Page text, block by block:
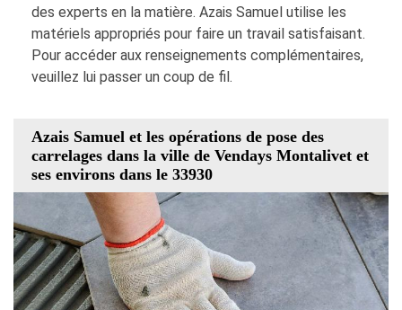
des experts en la matière. Azais Samuel utilise les
matériels appropriés pour faire un travail satisfaisant.
Pour accéder aux renseignements complémentaires,
veuillez lui passer un coup de fil.
Azais Samuel et les opérations de pose des
carrelages dans la ville de Vendays Montalivet et
ses environs dans le 33930